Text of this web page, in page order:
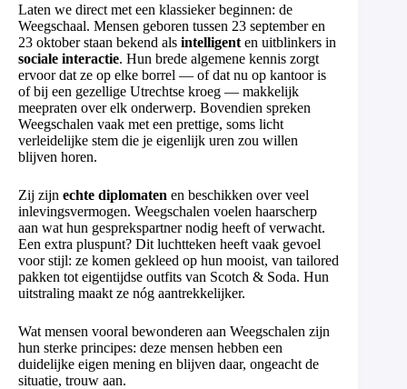
Laten we direct met een klassieker beginnen: de
Weegschaal. Mensen geboren tussen 23 september en
23 oktober staan bekend als intelligent en uitblinkers in
sociale interactie. Hun brede algemene kennis zorgt
ervoor dat ze op elke borrel — of dat nu op kantoor is
of bij een gezellige Utrechtse kroeg — makkelijk
meepraten over elk onderwerp. Bovendien spreken
Weegschalen vaak met een prettige, soms licht
verleidelijke stem die je eigenlijk uren zou willen
blijven horen.
Zij zijn echte diplomaten en beschikken over veel
inlevingsvermogen. Weegschalen voelen haarscherp
aan wat hun gesprekspartner nodig heeft of verwacht.
Een extra pluspunt? Dit luchtteken heeft vaak gevoel
voor stijl: ze komen gekleed op hun mooist, van tailored
pakken tot eigentijdse outfits van Scotch & Soda. Hun
uitstraling maakt ze nóg aantrekkelijker.
Wat mensen vooral bewonderen aan Weegschalen zijn
hun sterke principes: deze mensen hebben een
duidelijke eigen mening en blijven daar, ongeacht de
situatie, trouw aan.